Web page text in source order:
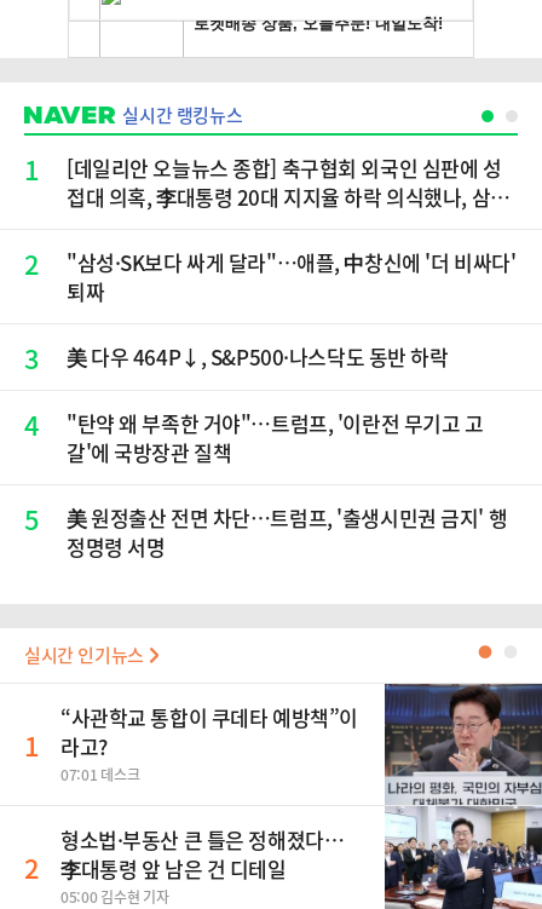
실시간 랭킹뉴스
1
[데일리안 오늘뉴스 종합] 축구협회 외국인 심판에 성
접대 의혹, 李대통령 20대 지지율 하락 의식했나, 삼전
재점화, 김민석 "과반 승리 가능성 99%" 등
2
"삼성·SK보다 싸게 달라"…애플, 中창신에 '더 비싸다'
퇴짜
3 美 다우 464P↓, S&P500·나스닥도 동반 하락
4
"탄약 왜 부족한 거야"…트럼프, '이란전 무기고 고
갈'에 국방장관 질책
5
美 원정출산 전면 차단…트럼프, '출생시민권 금지' 행
정명령 서명
실시간 인기뉴스 ●
1
“사관학교 통합이 쿠데타 예방책”이
라고?
07:01 데스크
2
형소법·부동산 큰 틀은 정해졌다…
李대통령 앞 남은 건 디테일
05:00 김수현 기자